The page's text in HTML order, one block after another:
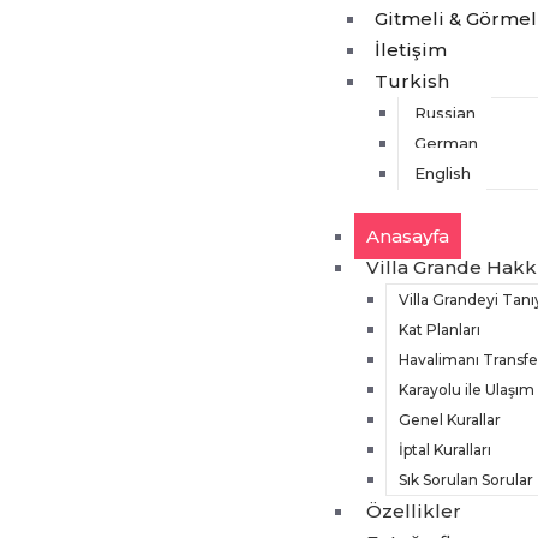
Gitmeli &
İletişim
Turkish
Russian
German
English
Anasayfa
Villa Grande
Villa Grandeyi
Kat Planları
Havalimanı
Karayolu ile Ulaşım
Genel Kurallar
İptal Kuralları
Sık Sorulan Sorular
Özellikler